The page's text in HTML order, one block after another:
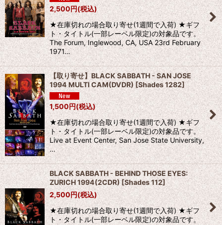
2,500円(税込)
★在庫切れの場合取り寄せ(1週間で入荷) ★ギフ
ト・タイトル(一部レーベル限定)の対象品です。
The Forum, Inglewood, CA, USA 23rd February
1971…
【取り寄せ】BLACK SABBATH - SAN JOSE
1994 MULTI CAM(DVDR) [Shades 1282]
1,500円(税込)
★在庫切れの場合取り寄せ(1週間で入荷) ★ギフ
ト・タイトル(一部レーベル限定)の対象品です。
Live at Event Center, San Jose State University,
…
BLACK SABBATH - BEHIND THOSE EYES:
ZURICH 1994(2CDR)[Shades 112]
2,500円(税込)
★在庫切れの場合取り寄せ(1週間で入荷) ★ギフ
ト・タイトル(一部レーベル限定)の対象品です。